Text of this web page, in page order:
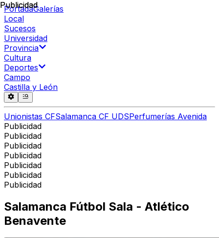
PortadaGalerías
Local
Sucesos
Universidad
Provincia
Cultura
Deportes
Campo
Castilla y León
Unionistas CFSalamanca CF UDSPerfumerías Avenida
Publicidad
Publicidad
Publicidad
Publicidad
Publicidad
Publicidad
Publicidad
Publicidad
Salamanca Fútbol Sala - Atlético
Benavente
Publicidad